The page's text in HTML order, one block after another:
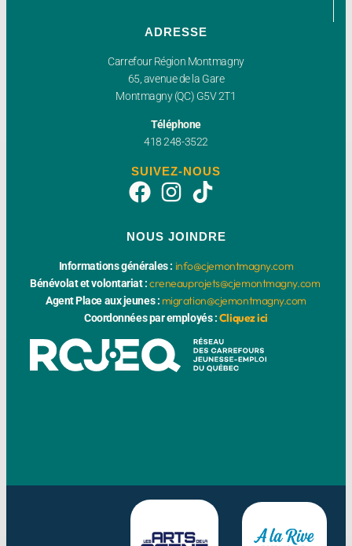
Carrefour Région Montmagny
65, avenue de la Gare
Montmagny (QC) G5V 2T1
Téléphone
418 248-3522
SUIVEZ-NOUS
ADRESSE
Informations générales : info@cjemontmagny.com
Bénévolat et volontariat :creneauprojets@cjemontmagny.com
Agent Place aux jeunes : migration@cjemontmagny.com
Coordonnées par employés :Cliquez ici
NOUS JOINDRE